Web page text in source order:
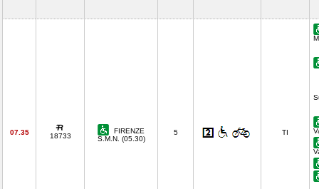
07.35 18733
FIRENZE
S.M.N. (05.30)
5 TI